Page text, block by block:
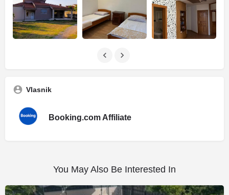
Vlasnik
Booking.com Affiliate
You May Also Be Interested In